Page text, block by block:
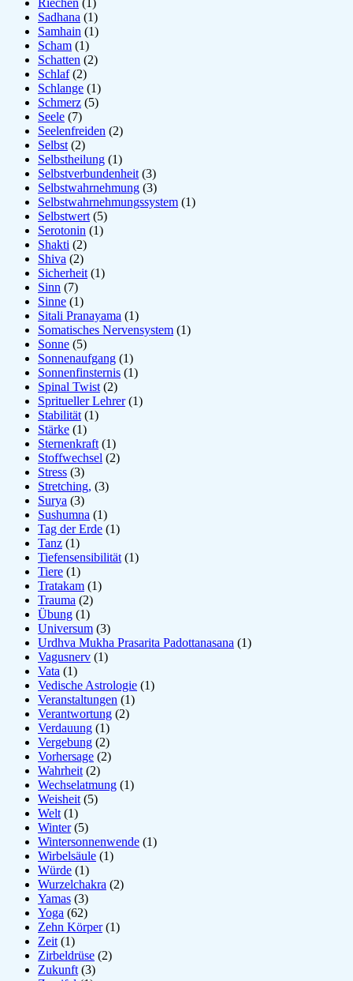
Riechen (1)
Sadhana (1)
Samhain (1)
Scham (1)
Schatten (2)
Schlaf(2)
Schlange (1)
Schmerz (5)
Seele (7)
Seelenfreiden (2)
Selbst (2)
Selbstheilung (1)
Selbstverbundenheit (3)
Selbstwahrnehmung (3)
Selbstwahrnehmungssystem (1)
Selbstwert (5)
Serotonin (1)
Shakti (2)
Shiva (2)
Sicherheit (1)
Sinn (7)
Sinne (1)
Sitali Pranayama (1)
Somatisches Nervensystem (1)
Sonne (5)
Sonnenaufgang (1)
Sonnenfinsternis (1)
Spinal Twist (2)
Spritueller Lehrer(1)
Stabilität (1)
Stärke (1)
Sternenkraft (1)
Stoffwechsel (2)
Stress (3)
Stretching, (3)
Surya (3)
Sushumna (1)
Tag der Erde (1)
Tanz (1)
Tiefensensibilität (1)
Tiere (1)
Tratakam (1)
Trauma (2)
Übung (1)
Universum (3)
Urdhva Mukha Prasarita Padottanasana (1)
Vagusnerv (1)
Vata (1)
Vedische Astrologie (1)
Veranstaltungen (1)
Verantwortung (2)
Verdauung (1)
Vergebung (2)
Vorhersage (2)
Wahrheit (2)
Wechselatmung (1)
Weisheit (5)
Welt (1)
Winter(5)
Wintersonnenwende (1)
Wirbelsäule (1)
Würde (1)
Wurzelchakra (2)
Yamas (3)
Yoga (62)
Zehn Körper(1)
Zeit (1)
Zirbeldrüse (2)
Zukunft (3)